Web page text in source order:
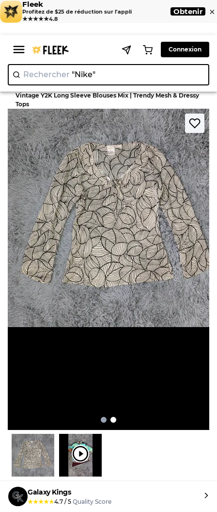
Fleek
Profitez de $25 de réduction sur l'appli
★★★★★4.8
Obtenir ×
Connexion
Rechercher "Nike"
Home > Blouse >
Vintage Y2K Long Sleeve Blouses Mix | Trendy Mesh & Dressy
Tops
Galaxy Kings
★★★★★4.7 / 5 Quality Score